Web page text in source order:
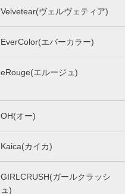
Velvetear(ヴェルヴェティア)
EverColor(エバーカラー)
eRouge(エルージュ)
OH(オー)
Kaica(カイカ)
GIRLCRUSH(ガールクラッシ
ュ)